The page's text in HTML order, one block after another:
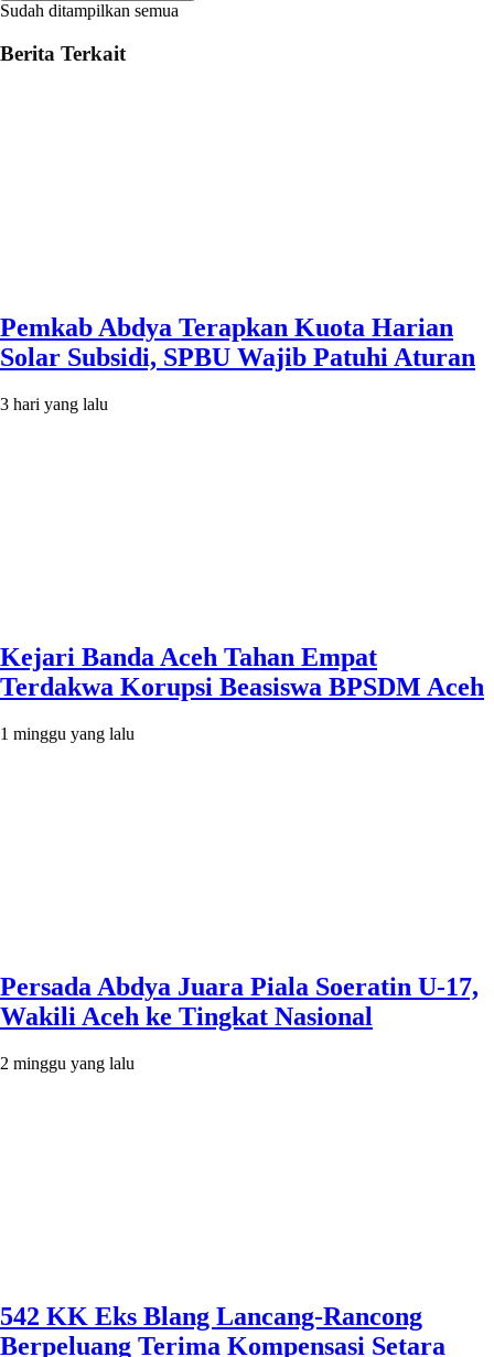
Sudah ditampilkan semua
Berita Terkait
Pemkab Abdya Terapkan Kuota Harian
Solar Subsidi, SPBU Wajib Patuhi Aturan
3 hari yang lalu
Kejari Banda Aceh Tahan Empat
Terdakwa Korupsi Beasiswa BPSDM Aceh
1 minggu yang lalu
Persada Abdya Juara Piala Soeratin U-17,
Wakili Aceh ke Tingkat Nasional
2 minggu yang lalu
542 KK Eks Blang Lancang-Rancong
Berpeluang Terima Kompensasi Setara